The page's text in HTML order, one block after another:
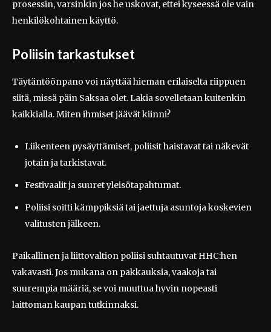
prosessin, varsinkin jos he uskovat, ettei kyseessä ole vain
henkilökohtainen käyttö.
Poliisin tarkastukset
Täytäntöönpano voi näyttää hieman erilaiselta riippuen
siitä, missä päin Saksaa olet. Lakia sovelletaan kuitenkin
kaikkialla. Miten ihmiset jäävät kiinni?
Liikenteen pysäyttämiset, poliisit haistavat tai näkevät
jotain ja tarkistavat.
Festivaalit ja suuret yleisötapahtumat.
Poliisi soitti kämppiksiä tai jaettuja asuntoja koskevien
valitusten jälkeen.
Paikallinen ja liittovaltion poliisi suhtautuvat HHC:hen
vakavasti. Jos mukana on pakkauksia, vaakoja tai
suurempia määriä, se voi muuttua hyvin nopeasti
laittoman kaupan tutkinnaksi.